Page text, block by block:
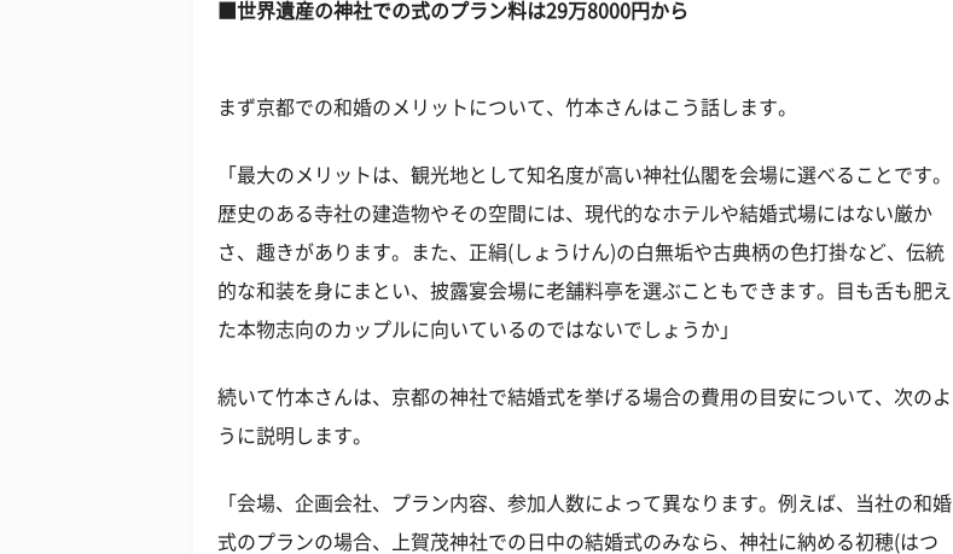
■世界遺産の神社での式のプラン料は29万8000円から
まず京都での和婚のメリットについて、竹本さんはこう話します。
「最大のメリットは、観光地として知名度が高い神社仏閣を会場に選べることです。
歴史のある寺社の建造物やその空間には、現代的なホテルや結婚式場にはない厳か
さ、趣きがあります。また、正絹(しょうけん)の白無垢や古典柄の色打掛など、伝統
的な和装を身にまとい、披露宴会場に老舗料亭を選ぶこともできます。目も舌も肥え
た本物志向のカップルに向いているのではないでしょうか」
続いて竹本さんは、京都の神社で結婚式を挙げる場合の費用の目安について、次のよ
うに説明します。
「会場、企画会社、プラン内容、参加人数によって異なります。例えば、当社の和婚
式のプランの場合、上賀茂神社での日中の結婚式のみなら、神社に納める初穂(はつ